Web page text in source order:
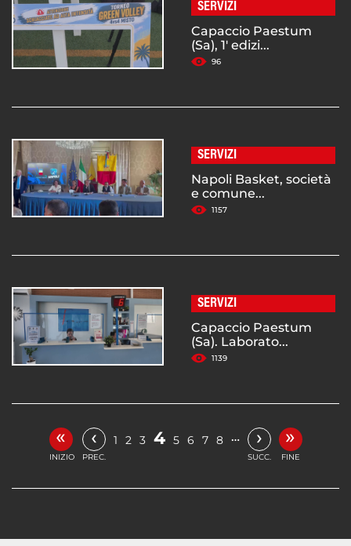
SERVIZI
Capaccio Paestum
(Sa), 1' edizi...
96
SERVIZI
Napoli Basket, società
e comune...
1157
SERVIZI
Capaccio Paestum
(Sa). Laborato...
1139
«
INIZIO
‹
PREC.
1 2 3 4 5 6 7 8 … ›
SUCC.
»
FINE